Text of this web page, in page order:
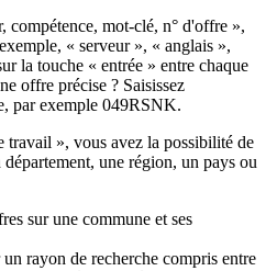
compétence, mot-clé, n° d'offre »,
« serveur », « anglais »,
la touche « entrée » entre chaque
offre précise ? Saisissez
par exemple 049RSNK.
travail », vous avez la possibilité de
une région, un pays ou
sur une commune et ses
rayon de recherche compris entre